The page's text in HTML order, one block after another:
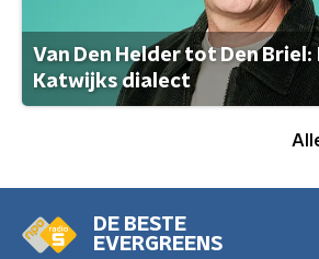
Van Den Helder tot Den Briel:
Katwijks dialect
DE BESTE
EVERGREENS